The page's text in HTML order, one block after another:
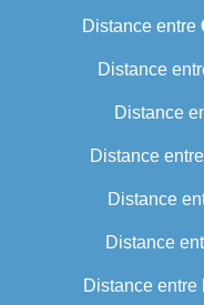
Distance entre
Distance
Distance
Distance entre
Distance
Distance
Distance entre